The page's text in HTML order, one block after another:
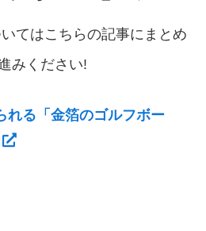
てはこちらの記事にまとめ
みください!
れる「金箔のゴルフボー